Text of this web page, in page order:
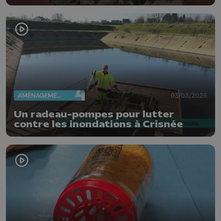
AMÉNAGEMENT DU TERRITOIRE 03/03/2026
Un radeau-pompes pour lutter
contre les inondations à Crisnée